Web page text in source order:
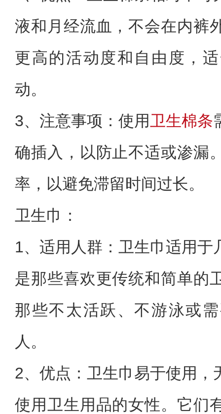
液和月经流血，不会在内裤
更高的活动度和自由度，
动。
3、注意事项：使用 卫生棉条
确插入，以防止不适或渗漏
率，以避免滞留时间过长。
卫生巾：
1、适用人群：卫生巾适用于
是那些喜欢更传统和简单的
那些不太活跃、不游泳或
人。
2、优点：卫生巾易于使用，
使用卫生用品的女性。它们